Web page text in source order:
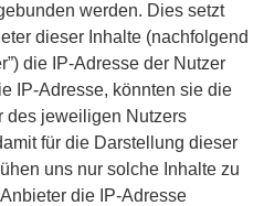
werden. Dies setzt
dieser Inhalte (nachfolgend
die IP-Adresse der Nutzer
IP-Adresse, könnten sie die
des jeweiligen Nutzers
für die Darstellung dieser
uns nur solche Inhalte zu
die IP-Adresse